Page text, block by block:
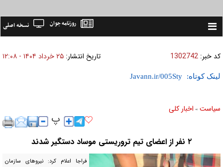
Toggle
نسخه اصلی روزنامه جوان
کد خبر: 1302742 تاریخ انتشار: ۲۵ خرداد ۱۴۰۴ - ۱۲:۰۸
لینک کوتاه:
سیاست » اخبار کلی
۲ نفر از اعضای تیم تروریستی موساد دستگیر شدند
فراجا اعلام کرد: نیروهای سازمان